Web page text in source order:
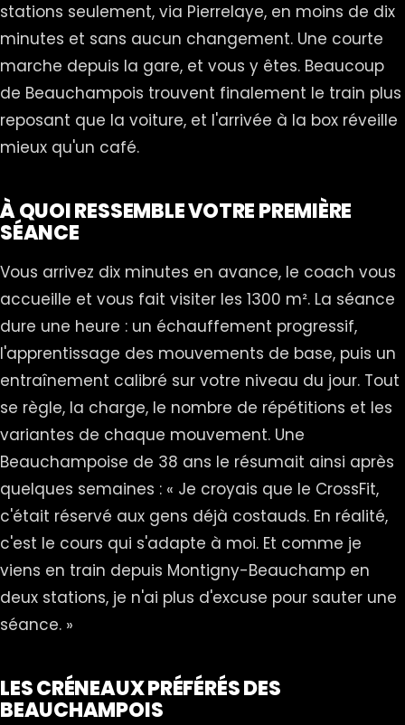
stations seulement, via Pierrelaye, en moins de dix
minutes et sans aucun changement. Une courte
marche depuis la gare, et vous y êtes. Beaucoup
de Beauchampois trouvent finalement le train plus
reposant que la voiture, et l'arrivée à la box réveille
mieux qu'un café.
À QUOI RESSEMBLE VOTRE PREMIÈRE
SÉANCE
Vous arrivez dix minutes en avance, le coach vous
accueille et vous fait visiter les 1300 m². La séance
dure une heure : un échauffement progressif,
l'apprentissage des mouvements de base, puis un
entraînement calibré sur votre niveau du jour. Tout
se règle, la charge, le nombre de répétitions et les
variantes de chaque mouvement. Une
Beauchampoise de 38 ans le résumait ainsi après
quelques semaines : « Je croyais que le CrossFit,
c'était réservé aux gens déjà costauds. En réalité,
c'est le cours qui s'adapte à moi. Et comme je
viens en train depuis Montigny-Beauchamp en
deux stations, je n'ai plus d'excuse pour sauter une
séance. »
LES CRÉNEAUX PRÉFÉRÉS DES
BEAUCHAMPOIS